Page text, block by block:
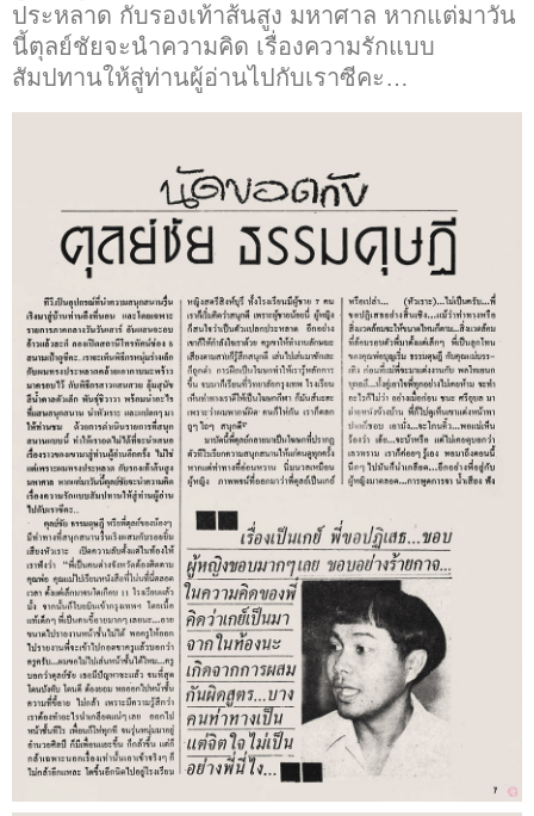
ประหลาด กับรองเท้าส้นสูง มหาศาล หากแต่มาวัน
นี้ตุลย์ชัยจะนำความคิด เรื่องความรักแบบ
สัมปทานให้สู่ท่านผู้อ่านไปกับเราซีคะ…